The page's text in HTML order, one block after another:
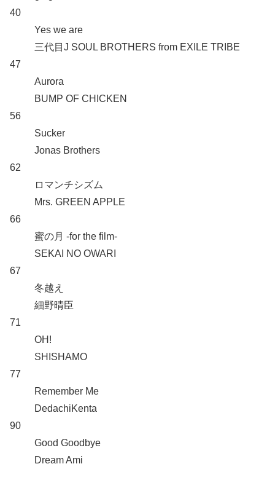
40
Yes we are
三代目J SOUL BROTHERS from EXILE TRIBE
47
Aurora
BUMP OF CHICKEN
56
Sucker
Jonas Brothers
62
ロマンチシズム
Mrs. GREEN APPLE
66
蜜の月 -for the film-
SEKAI NO OWARI
67
冬越え
細野晴臣
71
OH!
SHISHAMO
77
Remember Me
DedachiKenta
90
Good Goodbye
Dream Ami